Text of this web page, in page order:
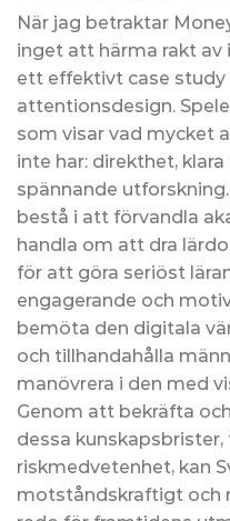
När jag betraktar
inget att härma rakt av
ett effektivt case
attentionsdesign.
som visar vad mycket
inte har: direkthet,
spännande
bestå i att förvandla
handla om att dra
för att göra seriöst
engagerande och
bemöta den digitala
och tillhandahålla
manövrera i den med
Genom att bekräfta
dessa kunskapsbrister,
riskmedvetenhet, kan
motståndskraftigt och